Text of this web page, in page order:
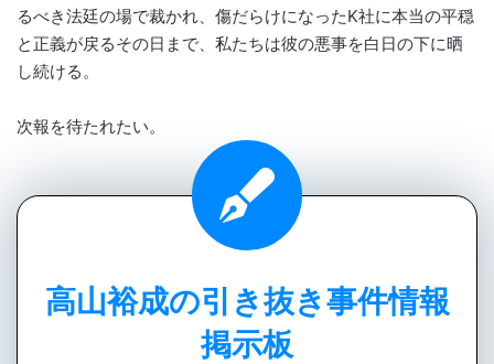
るべき法廷の場で裁かれ、傷だらけになったK社に本当の平穏
と正義が戻るその日まで、私たちは彼の悪事を白日の下に晒
し続ける。
次報を待たれたい。
高山裕成の引き抜き事件情報
掲示板